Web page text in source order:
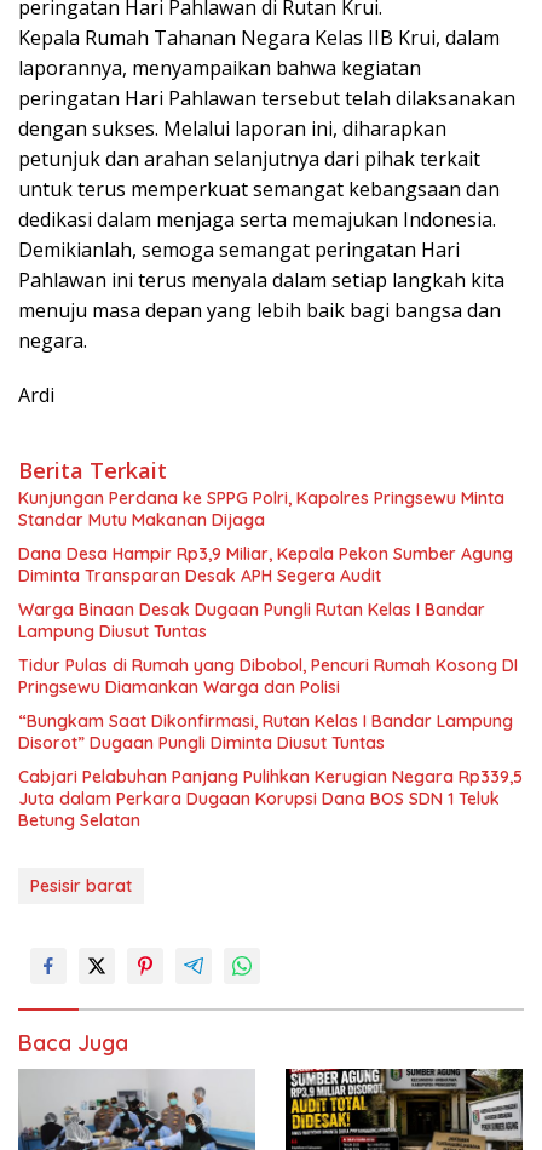
peringatan Hari Pahlawan di Rutan Krui.
Kepala Rumah Tahanan Negara Kelas IIB Krui, dalam
laporannya, menyampaikan bahwa kegiatan
peringatan Hari Pahlawan tersebut telah dilaksanakan
dengan sukses. Melalui laporan ini, diharapkan
petunjuk dan arahan selanjutnya dari pihak terkait
untuk terus memperkuat semangat kebangsaan dan
dedikasi dalam menjaga serta memajukan Indonesia.
Demikianlah, semoga semangat peringatan Hari
Pahlawan ini terus menyala dalam setiap langkah kita
menuju masa depan yang lebih baik bagi bangsa dan
negara.
Ardi
Berita Terkait
Kunjungan Perdana ke SPPG Polri, Kapolres Pringsewu Minta
Standar Mutu Makanan Dijaga
Dana Desa Hampir Rp3,9 Miliar, Kepala Pekon Sumber Agung
Diminta Transparan Desak APH Segera Audit
Warga Binaan Desak Dugaan Pungli Rutan Kelas I Bandar
Lampung Diusut Tuntas
Tidur Pulas di Rumah yang Dibobol, Pencuri Rumah Kosong DI
Pringsewu Diamankan Warga dan Polisi
“Bungkam Saat Dikonfirmasi, Rutan Kelas I Bandar Lampung
Disorot” Dugaan Pungli Diminta Diusut Tuntas
Cabjari Pelabuhan Panjang Pulihkan Kerugian Negara Rp339,5
Juta dalam Perkara Dugaan Korupsi Dana BOS SDN 1 Teluk
Betung Selatan
Pesisir barat
Baca Juga